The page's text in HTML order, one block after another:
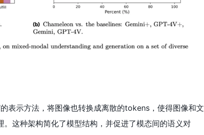
表示方法，将图像也转换成离散的tokens，使得图像和文
这种架构简化了模型结构，并促进了模态间的语义对